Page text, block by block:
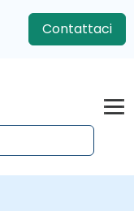
Contattaci